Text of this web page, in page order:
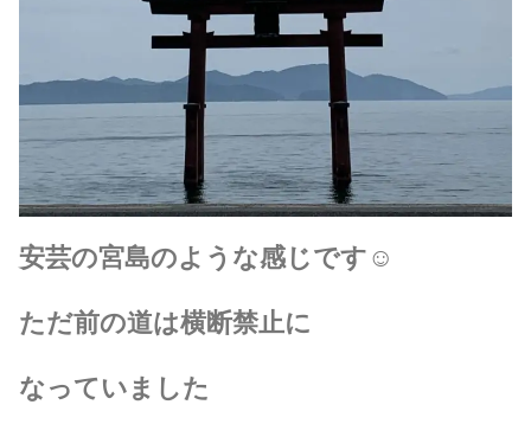
安芸の宮島のような感じです☺️
ただ前の道は横断禁止に
なっていました